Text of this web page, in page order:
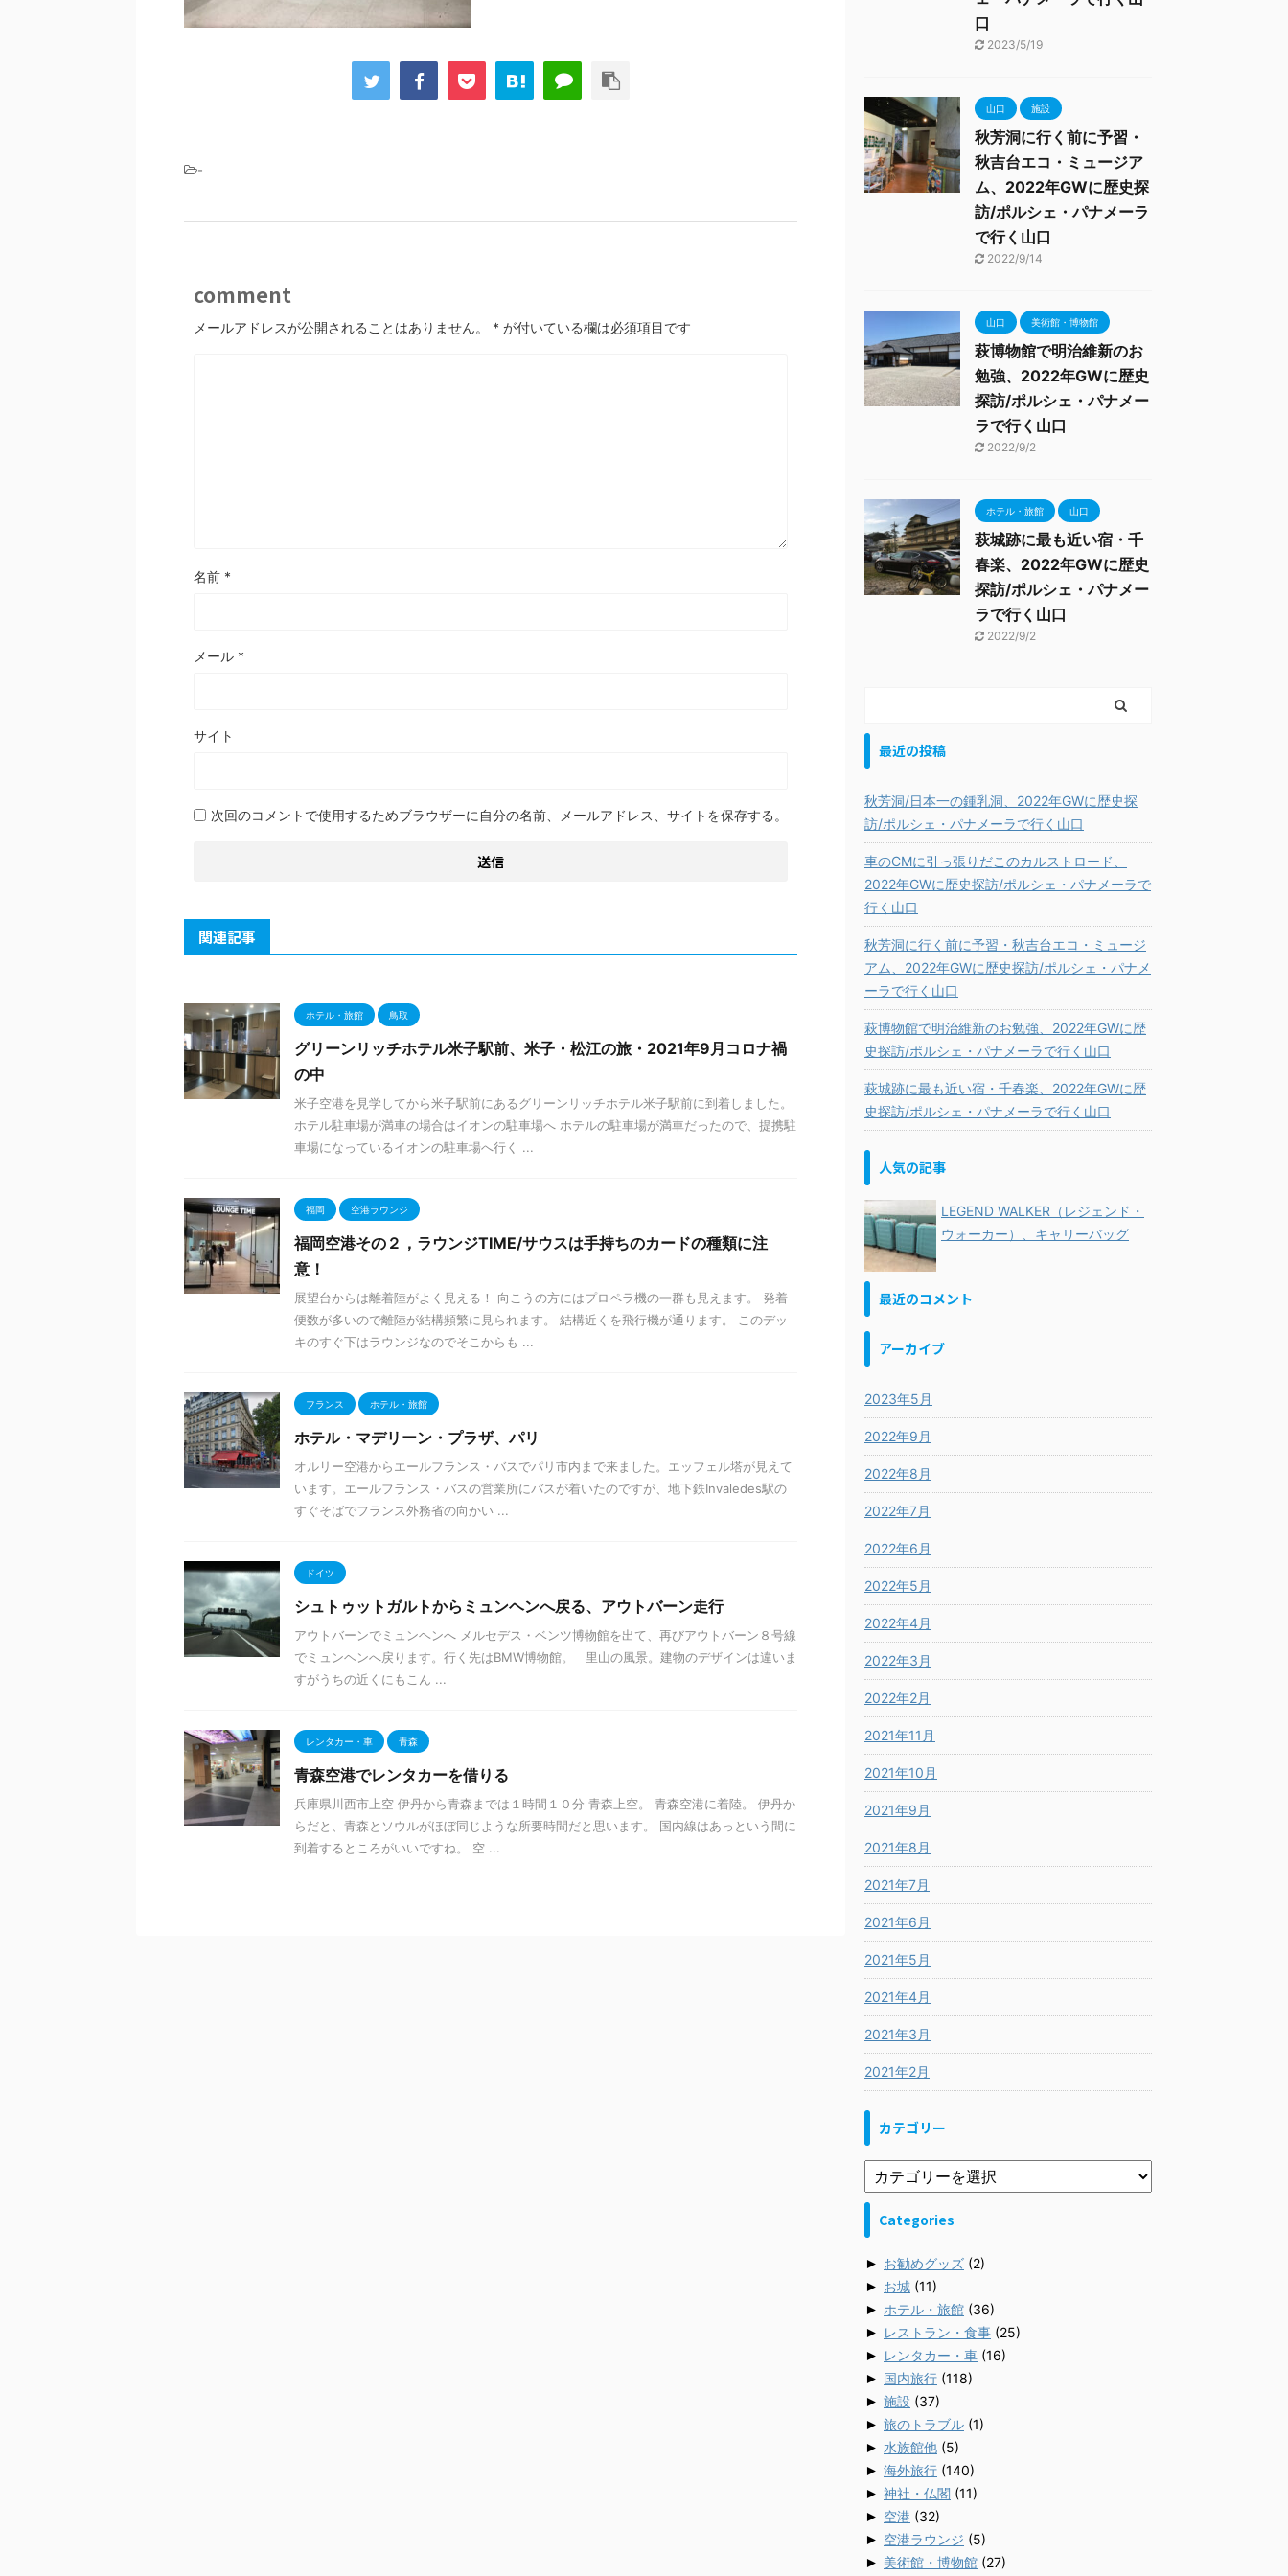
-
comment
メールアドレスが公開されることはありません。 * が付いている欄は必須項目です
名前 *
メール *
サイト
次回のコメントで使用するためブラウザーに自分の名前、メールアドレス、サイトを保存する。
関連記事
ホテル・旅館 鳥取
グリーンリッチホテル米子駅前、米子・松江の旅・2021年9月コロナ禍
の中
米子空港を見学してから米子駅前にあるグリーンリッチホテル米子駅前に到着しました。
ホテル駐車場が満車の場合はイオンの駐車場へ ホテルの駐車場が満車だったので、提携駐
車場になっているイオンの駐車場へ行く ...
福岡 空港ラウンジ
福岡空港その２，ラウンジTIME/サウスは手持ちのカードの種類に注
意！
展望台からは離着陸がよく見える！ 向こうの方にはプロペラ機の一群も見えます。 発着
便数が多いので離陸が結構頻繁に見られます。 結構近くを飛行機が通ります。 このデッ
キのすぐ下はラウンジなのでそこからも ...
フランス ホテル・旅館
ホテル・マデリーン・プラザ、パリ
オルリー空港からエールフランス・バスでパリ市内まで来ました。エッフェル塔が見えて
います。エールフランス・バスの営業所にバスが着いたのですが、地下鉄Invaledes駅の
すぐそばでフランス外務省の向かい ...
ドイツ
シュトゥットガルトからミュンヘンへ戻る、アウトバーン走行
アウトバーンでミュンヘンへ メルセデス・ベンツ博物館を出て、再びアウトバーン８号線
でミュンヘンへ戻ります。行く先はBMW博物館。 里山の風景。建物のデザインは違いま
すがうちの近くにもこん ...
レンタカー・車 青森
青森空港でレンタカーを借りる
兵庫県川西市上空 伊丹から青森までは１時間１０分 青森上空。 青森空港に着陸。 伊丹か
らだと、青森とソウルがほぼ同じような所要時間だと思います。 国内線はあっという間に
到着するところがいいですね。 空 ...
口
2023/5/19
山口 施設
秋芳洞に行く前に予習・
秋吉台エコ・ミュージア
ム、2022年GWに歴史探
訪/ポルシェ・パナメーラ
で行く山口
2022/9/14
山口 美術館・博物館
萩博物館で明治維新のお
勉強、2022年GWに歴史
探訪/ポルシェ・パナメー
ラで行く山口
2022/9/2
ホテル・旅館 山口
萩城跡に最も近い宿・千
春楽、2022年GWに歴史
探訪/ポルシェ・パナメー
ラで行く山口
2022/9/2
最近の投稿
秋芳洞/日本一の鍾乳洞、2022年GWに歴史探
訪/ポルシェ・パナメーラで行く山口
車のCMに引っ張りだこのカルストロード、
2022年GWに歴史探訪/ポルシェ・パナメーラで
行く山口
秋芳洞に行く前に予習・秋吉台エコ・ミュージ
アム、2022年GWに歴史探訪/ポルシェ・パナメ
ーラで行く山口
萩博物館で明治維新のお勉強、2022年GWに歴
史探訪/ポルシェ・パナメーラで行く山口
萩城跡に最も近い宿・千春楽、2022年GWに歴
史探訪/ポルシェ・パナメーラで行く山口
人気の記事
LEGEND WALKER（レジェンド・
ウォーカー）、キャリーバッグ
最近のコメント
アーカイブ
2023年5月
2022年9月
2022年8月
2022年7月
2022年6月
2022年5月
2022年4月
2022年3月
2022年2月
2021年11月
2021年10月
2021年9月
2021年8月
2021年7月
2021年6月
2021年5月
2021年4月
2021年3月
2021年2月
カテゴリー
Categories
► お勧めグッズ (2)
► お城 (11)
► ホテル・旅館 (36)
► レストラン・食事 (25)
► レンタカー・車 (16)
► 国内旅行 (118)
► 施設 (37)
► 旅のトラブル (1)
► 水族館他 (5)
► 海外旅行 (140)
► 神社・仏閣 (11)
► 空港 (32)
► 空港ラウンジ (5)
► 美術館・博物館 (27)